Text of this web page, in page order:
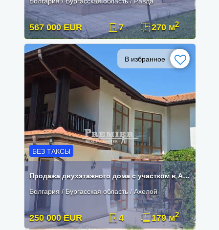
567 000 EUR 7 270 м2
В избранное
БЕЗ ТАКСЫ
Продажа двухэтажного дома с участком в Ахелое
Болгария / Бургасская область / Ахелой
250 000 EUR 4 179 м2